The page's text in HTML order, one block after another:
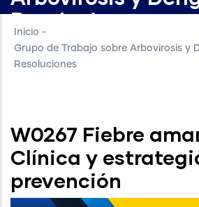
Resoluciones
Inicio -
Grupo de Trabajo sobre Arbovirosis y
Resoluciones
W0267 Fiebre
Clínica y
prevención